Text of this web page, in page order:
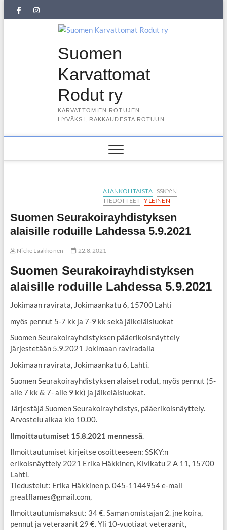
SuKaRo
Facebookissa
SuKaRo
Instagramisssa
kysytyt
meksikolaiset
perulaiset
jäsenrekisterin
Suomen
Karvattomat
Rodut ry
KARVATTOMIEN ROTUJEN
HYVÄKSI, RAKKAUDESTA ROTUUN.
AJANKOHTAISTA SSKY:N
TIEDOTTEET YLEINEN
Suomen Seurakoirayhdistyksen
alaisille roduille Lahdessa 5.9.2021
Nicke Laakkonen 22.8.2021
Suomen Seurakoirayhdistyksen
alaisille roduille Lahdessa 5.9.2021
Jokimaan ravirata, Jokimaankatu 6, 15700 Lahti
myös pennut 5-7 kk ja 7-9 kk sekä jälkeläisluokat
Suomen Seurakoirayhdistyksen pääerikoisnäyttely
järjestetään 5.9.2021 Jokimaan raviradalla
Jokimaan ravirata, Jokimaankatu 6, Lahti.
Suomen Seurakoirayhdistyksen alaiset rodut, myös pennut (5-
alle 7 kk & 7- alle 9 kk) ja jälkeläisluokat.
Järjestäjä Suomen Seurakoirayhdistys, pääerikoisnäyttely.
Arvostelu alkaa klo 10.00.
Ilmoittautumiset 15.8.2021 mennessä.
Ilmoittautumiset kirjeitse osoitteeseen: SSKY:n
erikoisnäyttely 2021 Erika Häkkinen, Kivikatu 2 A 11, 15700
Lahti.
Tiedustelut: Erika Häkkinen p. 045-1144954 e-mail
greatflames@gmail.com,
Ilmoittautumismaksut: 34 €. Saman omistajan 2. jne koira,
pennut ja veteraanit 29 €. Yli 10-vuotiaat veteraanit,